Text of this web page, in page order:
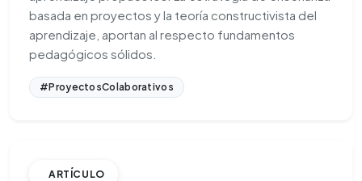
basada en proyectos y la teoría constructivista del
aprendizaje, aportan al respecto fundamentos
pedagógicos sólidos.
#ProyectosColaborativos
ARTÍCULO